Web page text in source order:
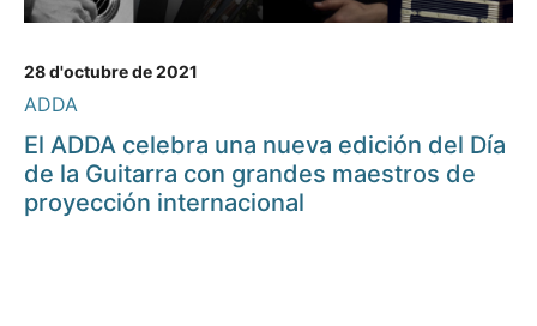
28 d'octubre de 2021
ADDA
El ADDA celebra una nueva edición del Día
de la Guitarra con grandes maestros de
proyección internacional